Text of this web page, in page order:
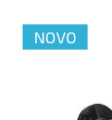
NOVO